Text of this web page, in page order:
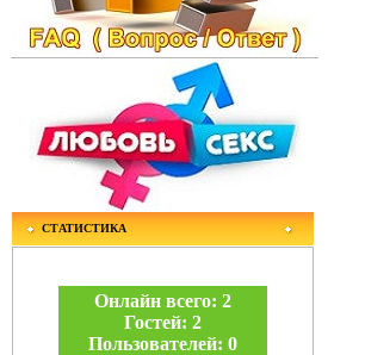
СТАТИСТИКА
Онлайн всего: 2
Гостей: 2
Пользователей: 0